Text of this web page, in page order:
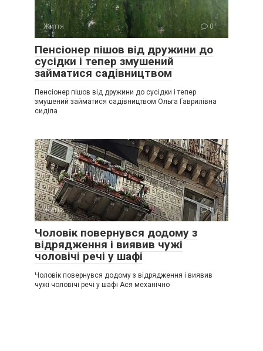
Життя 0
Пенсіонер пішов від дружини до
сусідки і тепер змушений
займатися садівництвом
Пенсіонер пішов від дружини до сусідки і тепер
змушений займатися садівництвом Ольга Гаврилівна
сиділа
Життя 0
Чоловік повернувся додому з
відрядження і виявив чужі
чоловічі речі у шафі
Чоловік повернувся додому з відрядження і виявив
чужі чоловічі речі у шафі Ася механічно